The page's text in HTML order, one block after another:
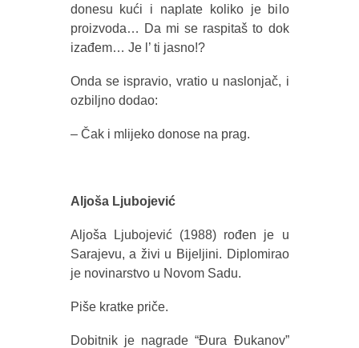
donesu kući i naplate koliko je bilo
proizvoda… Da mi se raspitaš to dok
izađem… Je l’ ti jasno!?
Onda se ispravio, vratio u naslonjač, i
ozbiljno dodao:
– Čak i mlijeko donose na prag.
Aljoša Ljubojević
Aljoša Ljubojević (1988) rođen je u
Sarajevu, a živi u Bijeljini. Diplomirao
je novinarstvo u Novom Sadu.
Piše kratke priče.
Dobitnik je nagrade “Đura Đukanov”